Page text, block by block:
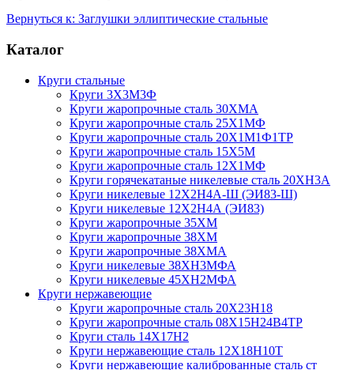
Вернуться к: Заглушки эллиптические стальные
Каталог
Круги стальные
Круги 3Х3М3Ф
Круги жаропрочные сталь 30ХМА
Круги жаропрочные сталь 25Х1МФ
Круги жаропрочные сталь 20Х1М1Ф1ТР
Круги жаропрочные сталь 15Х5М
Круги жаропрочные сталь 12Х1МФ
Круги горячекатаные никелевые сталь 20ХН3А
Круги никелевые 12Х2Н4А-Ш (ЭИ83-Ш)
Круги никелевые 12Х2Н4А (ЭИ83)
Круги жаропрочные 35ХМ
Круги жаропрочные 38ХМ
Круги жаропрочные 38ХМА
Круги никелевые 38XH3MФА
Круги никелевые 45ХН2МФА
Круги нержавеющие
Круги жаропрочные сталь 20Х23Н18
Круги жаропрочные сталь 08Х15Н24В4ТР
Круги сталь 14Х17Н2
Круги нержавеющие сталь 12Х18Н10Т
Круги нержавеющие калиброванные сталь ст